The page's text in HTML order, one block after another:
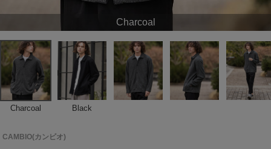
Charcoal
Charcoal Black
CAMBIO(カンビオ)